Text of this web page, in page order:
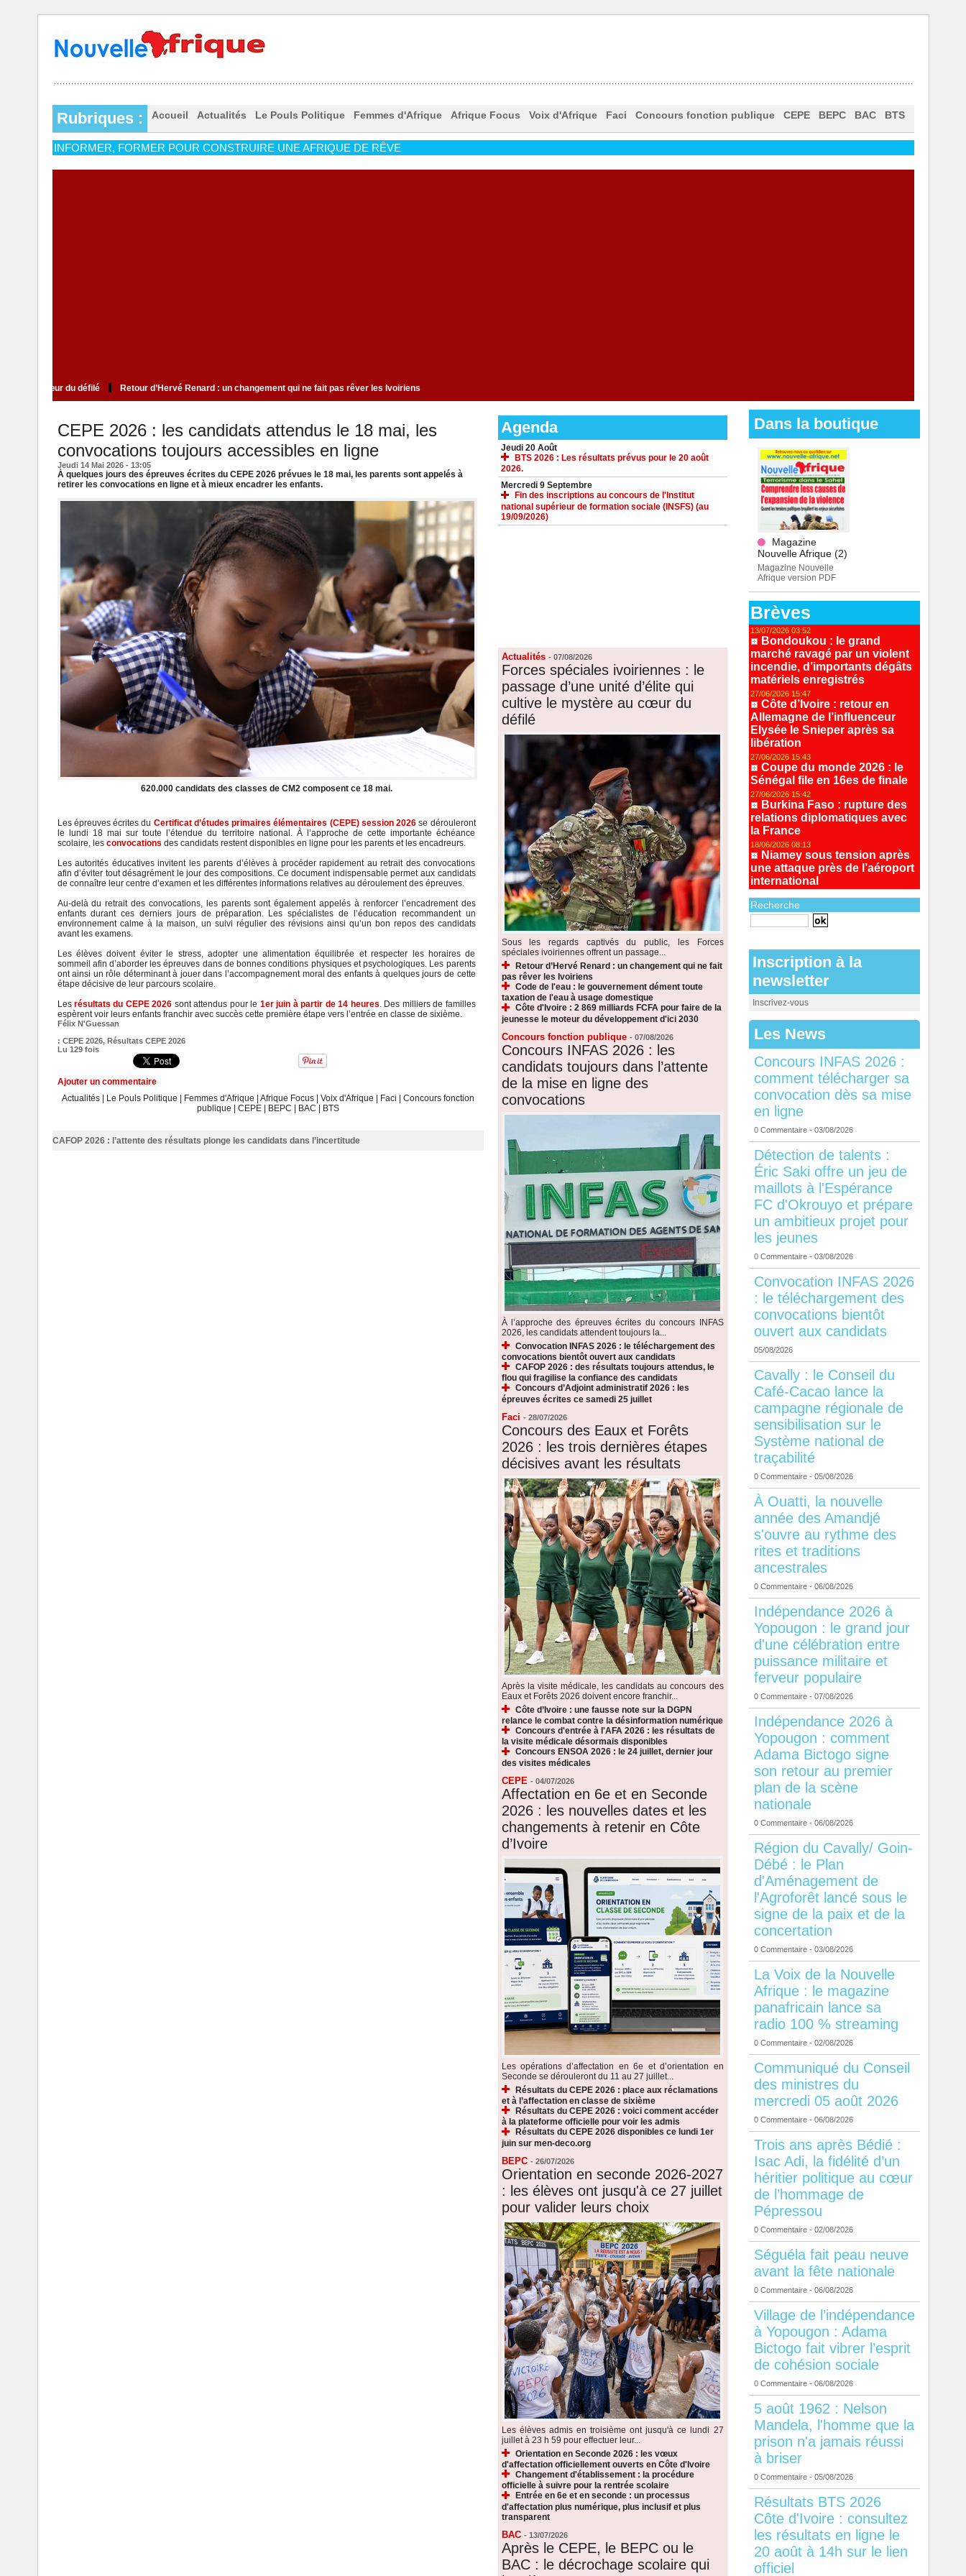
Rubriques : Accueil Actualités Le Pouls Politique Femmes d'Afrique Afrique Focus Voix d'Afrique Faci Concours fonction publique CEPE BEPC BAC BTS
INFORMER, FORMER POUR CONSTRUIRE UNE AFRIQUE DE RÊVE
qui cultive le mystère au cœur du défilé Retour d’Hervé Renard : un changement qui ne fait pas rêver les Ivoiriens
CEPE 2026 : les candidats attendus le 18 mai, les
convocations toujours accessibles en ligne
Jeudi 14 Mai 2026 - 13:05
À quelques jours des épreuves écrites du CEPE 2026 prévues le 18 mai, les parents sont appelés à
retirer les convocations en ligne et à mieux encadrer les enfants.
620.000 candidats des classes de CM2 composent ce 18 mai.
Les épreuves écrites du Certificat d’études primaires élémentaires (CEPE) session 2026 se dérouleront
le lundi 18 mai sur toute l’étendue du territoire national. À l’approche de cette importante échéance
scolaire, les convocations des candidats restent disponibles en ligne pour les parents et les encadreurs.
Les autorités éducatives invitent les parents d’élèves à procéder rapidement au retrait des convocations
afin d’éviter tout désagrément le jour des compositions. Ce document indispensable permet aux candidats
de connaître leur centre d’examen et les différentes informations relatives au déroulement des épreuves.
Au-delà du retrait des convocations, les parents sont également appelés à renforcer l’encadrement des
enfants durant ces derniers jours de préparation. Les spécialistes de l’éducation recommandent un
environnement calme à la maison, un suivi régulier des révisions ainsi qu’un bon repos des candidats
avant les examens.
Les élèves doivent éviter le stress, adopter une alimentation équilibrée et respecter les horaires de
sommeil afin d’aborder les épreuves dans de bonnes conditions physiques et psychologiques. Les parents
ont ainsi un rôle déterminant à jouer dans l’accompagnement moral des enfants à quelques jours de cette
étape décisive de leur parcours scolaire.
Les résultats du CEPE 2026 sont attendus pour le 1er juin à partir de 14 heures. Des milliers de familles
espèrent voir leurs enfants franchir avec succès cette première étape vers l’entrée en classe de sixième.
Félix N'Guessan
: CEPE 2026, Résultats CEPE 2026
Lu 129 fois
Ajouter un commentaire
Actualités
Le Pouls Politique Femmes d'Afrique Afrique Focus Voix d'Afrique Faci
Concours fonction
publique
CEPE BEPC BAC BTS
CAFOP 2026 : l’attente des résultats plonge les candidats dans l’incertitude
Agenda
Jeudi 20 Août
BTS 2026 : Les résultats prévus pour le 20 août
2026.
Mercredi 9 Septembre
Fin des inscriptions au concours de l'Institut
national supérieur de formation sociale (INSFS) (au
19/09/2026)
Actualités - 07/08/2026
Forces spéciales ivoiriennes : le
passage d’une unité d’élite qui
cultive le mystère au cœur du
défilé
Sous les regards captivés du public, les Forces
spéciales ivoiriennes offrent un passage...
Retour d’Hervé Renard : un changement qui ne fait
pas rêver les Ivoiriens
Code de l'eau : le gouvernement dément toute
taxation de l'eau à usage domestique
Côte d'Ivoire : 2 869 milliards FCFA pour faire de la
jeunesse le moteur du développement d'ici 2030
Concours fonction publique - 07/08/2026
Concours INFAS 2026 : les
candidats toujours dans l’attente
de la mise en ligne des
convocations
À l’approche des épreuves écrites du concours INFAS
2026, les candidats attendent toujours la...
Convocation INFAS 2026 : le téléchargement des
convocations bientôt ouvert aux candidats
CAFOP 2026 : des résultats toujours attendus, le
flou qui fragilise la confiance des candidats
Concours d’Adjoint administratif 2026 : les
épreuves écrites ce samedi 25 juillet
Faci - 28/07/2026
Concours des Eaux et Forêts
2026 : les trois dernières étapes
décisives avant les résultats
Après la visite médicale, les candidats au concours des
Eaux et Forêts 2026 doivent encore franchir...
Côte d’Ivoire : une fausse note sur la DGPN
relance le combat contre la désinformation numérique
Concours d'entrée à l'AFA 2026 : les résultats de
la visite médicale désormais disponibles
Concours ENSOA 2026 : le 24 juillet, dernier jour
des visites médicales
CEPE - 04/07/2026
Affectation en 6e et en Seconde
2026 : les nouvelles dates et les
changements à retenir en Côte
d’Ivoire
Les opérations d’affectation en 6e et d’orientation en
Seconde se dérouleront du 11 au 27 juillet...
Résultats du CEPE 2026 : place aux réclamations
et à l’affectation en classe de sixième
Résultats du CEPE 2026 : voici comment accéder
à la plateforme officielle pour voir les admis
Résultats du CEPE 2026 disponibles ce lundi 1er
juin sur men-deco.org
BEPC - 26/07/2026
Orientation en seconde 2026-2027
: les élèves ont jusqu'à ce 27 juillet
pour valider leurs choix
Les élèves admis en troisième ont jusqu'à ce lundi 27
juillet à 23 h 59 pour effectuer leur...
Orientation en Seconde 2026 : les vœux
d'affectation officiellement ouverts en Côte d'Ivoire
Changement d'établissement : la procédure
officielle à suivre pour la rentrée scolaire
Entrée en 6e et en seconde : un processus
d'affectation plus numérique, plus inclusif et plus
transparent
BAC - 13/07/2026
Après le CEPE, le BEPC ou le
BAC : le décrochage scolaire qui
Dans la boutique
Magazine
Nouvelle Afrique (2)
Magazine Nouvelle
Afrique version PDF
Brèves
13/07/2026 03:52
Bondoukou : le grand
marché ravagé par un violent
incendie, d’importants dégâts
matériels enregistrés
27/06/2026 15:47
Côte d’Ivoire : retour en
Allemagne de l’influenceur
Elysée le Snieper après sa
libération
27/06/2026 15:43
Coupe du monde 2026 : le
Sénégal file en 16es de finale
27/06/2026 15:42
Burkina Faso : rupture des
relations diplomatiques avec
la France
18/06/2026 08:13
Niamey sous tension après
une attaque près de l’aéroport
international
Recherche
Inscription à la
newsletter
Inscrivez-vous
Les News
Concours INFAS 2026 :
comment télécharger sa
convocation dès sa mise
en ligne
0 Commentaire - 03/08/2026
Détection de talents :
Éric Saki offre un jeu de
maillots à l'Espérance
FC d'Okrouyo et prépare
un ambitieux projet pour
les jeunes
0 Commentaire - 03/08/2026
Convocation INFAS 2026
: le téléchargement des
convocations bientôt
ouvert aux candidats
05/08/2026
Cavally : le Conseil du
Café-Cacao lance la
campagne régionale de
sensibilisation sur le
Système national de
traçabilité
0 Commentaire - 05/08/2026
À Ouatti, la nouvelle
année des Amandjé
s'ouvre au rythme des
rites et traditions
ancestrales
0 Commentaire - 06/08/2026
Indépendance 2026 à
Yopougon : le grand jour
d'une célébration entre
puissance militaire et
ferveur populaire
0 Commentaire - 07/08/2026
Indépendance 2026 à
Yopougon : comment
Adama Bictogo signe
son retour au premier
plan de la scène
nationale
0 Commentaire - 06/08/2026
Région du Cavally/ Goin-
Débé : le Plan
d'Aménagement de
l'Agroforêt lancé sous le
signe de la paix et de la
concertation
0 Commentaire - 03/08/2026
La Voix de la Nouvelle
Afrique : le magazine
panafricain lance sa
radio 100 % streaming
0 Commentaire - 02/08/2026
Communiqué du Conseil
des ministres du
mercredi 05 août 2026
0 Commentaire - 06/08/2026
Trois ans après Bédié :
Isac Adi, la fidélité d’un
héritier politique au cœur
de l’hommage de
Pépressou
0 Commentaire - 02/08/2026
Séguéla fait peau neuve
avant la fête nationale
0 Commentaire - 06/08/2026
Village de l’indépendance
à Yopougon : Adama
Bictogo fait vibrer l’esprit
de cohésion sociale
0 Commentaire - 06/08/2026
5 août 1962 : Nelson
Mandela, l'homme que la
prison n'a jamais réussi
à briser
0 Commentaire - 05/08/2026
Résultats BTS 2026
Côte d'Ivoire : consultez
les résultats en ligne le
20 août à 14h sur le lien
officiel